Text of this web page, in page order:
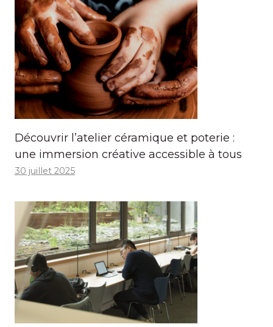
Découvrir l’atelier céramique et poterie :
une immersion créative accessible à tous
30 juillet 2025